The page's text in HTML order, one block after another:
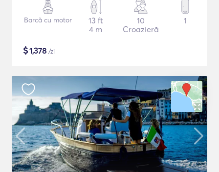
Barcă cu motor
13 ft
4 m
10
Croazieră
1
$1,378 /zi